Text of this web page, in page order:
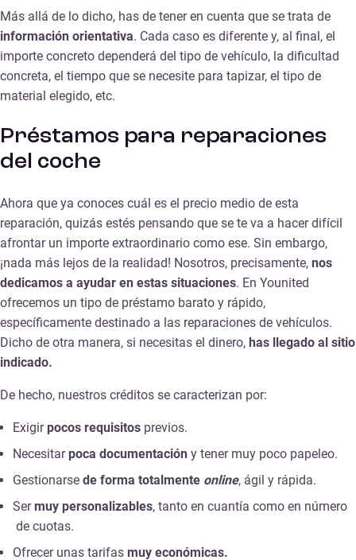
Más allá de lo dicho, has de tener en cuenta que se trata de
información orientativa. Cada caso es diferente y, al final, el
importe concreto dependerá del tipo de vehículo, la dificultad
concreta, el tiempo que se necesite para tapizar, el tipo de
material elegido, etc.
Préstamos para reparaciones
del coche
Ahora que ya conoces cuál es el precio medio de esta
reparación, quizás estés pensando que se te va a hacer difícil
afrontar un importe extraordinario como ese. Sin embargo,
¡nada más lejos de la realidad! Nosotros, precisamente, nos
dedicamos a ayudar en estas situaciones. En Younited
ofrecemos un tipo de préstamo barato y rápido,
específicamente destinado a las reparaciones de vehículos.
Dicho de otra manera, si necesitas el dinero, has llegado al sitio
indicado.
De hecho, nuestros créditos se caracterizan por:
Exigir pocos requisitos previos.
Necesitar poca documentación y tener muy poco papeleo.
Gestionarse de forma totalmente online, ágil y rápida.
Ser muy personalizables, tanto en cuantía como en número
de cuotas.
Ofrecer unas tarifas muy económicas.